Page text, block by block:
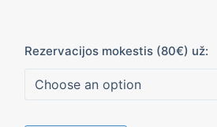
Rezervacijos mokestis (80€) už: